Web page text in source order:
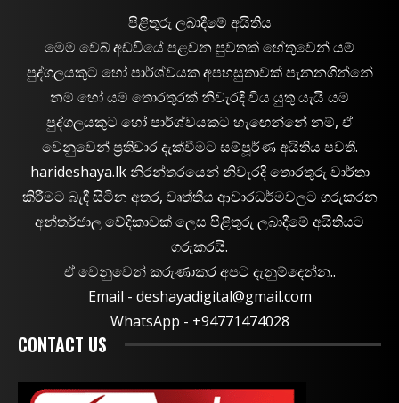
පිළිතුරු ලබාදීමේ අයිතිය
මෙම වෙබ් අඩවියේ පළවන පුවතක් හේතුවෙන් යම්
පුද්ගලයකුට හෝ පාර්ශ්වයක අපහසුතාවක් පැනනගින්නේ
නම් හෝ යම් තොරතුරක් නිවැරදි විය යුතු යැයි යම්
පුද්ගලයකුට හෝ පාර්ශ්වයකට හැඟෙන්නේ නම්, ඒ
වෙනුවෙන් ප්‍රතිචාර දැක්වීමට සම්පූර්ණ අයිතිය පවතී.
harideshaya.lk නිරන්තරයෙන් නිවැරදි තොරතුරු වාර්තා
කිරීමට බැඳී සිටින අතර, වෘත්තීය ආචාරධර්මවලට ගරුකරන
අන්තර්ජාල වේදිකාවක් ලෙස පිළිතුරු ලබාදීමේ අයිතියට
ගරුකරයි.
ඒ වෙනුවෙන් කරුණාකර අපට දැනුම්දෙන්න..
Email - deshayadigital@gmail.com
WhatsApp - ‪+94771474028
CONTACT US